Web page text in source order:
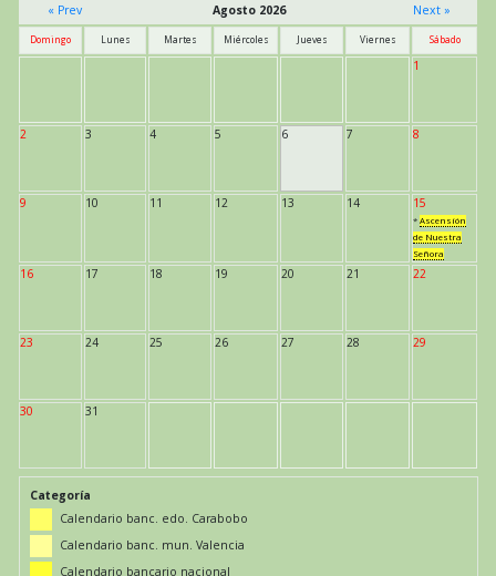
« Prev
Agosto 2026 Next »
Domingo Lunes Martes Miércoles Jueves Viernes Sábado
1
2 3 4 5 6 7 8
9 10 11 12 13 14 15
* Ascensión
de Nuestra
Señora
16 17 18 19 20 21 22
23 24 25 26 27 28 29
30 31
Categoría
Calendario banc. edo. Carabobo
Calendario banc. mun. Valencia
Calendario bancario nacional